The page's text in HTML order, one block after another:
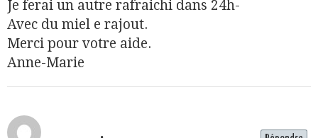
Je ferai un autre rafraichi dans 24h-
Avec du miel e rajout.
Merci pour votre aide.
Anne-Marie